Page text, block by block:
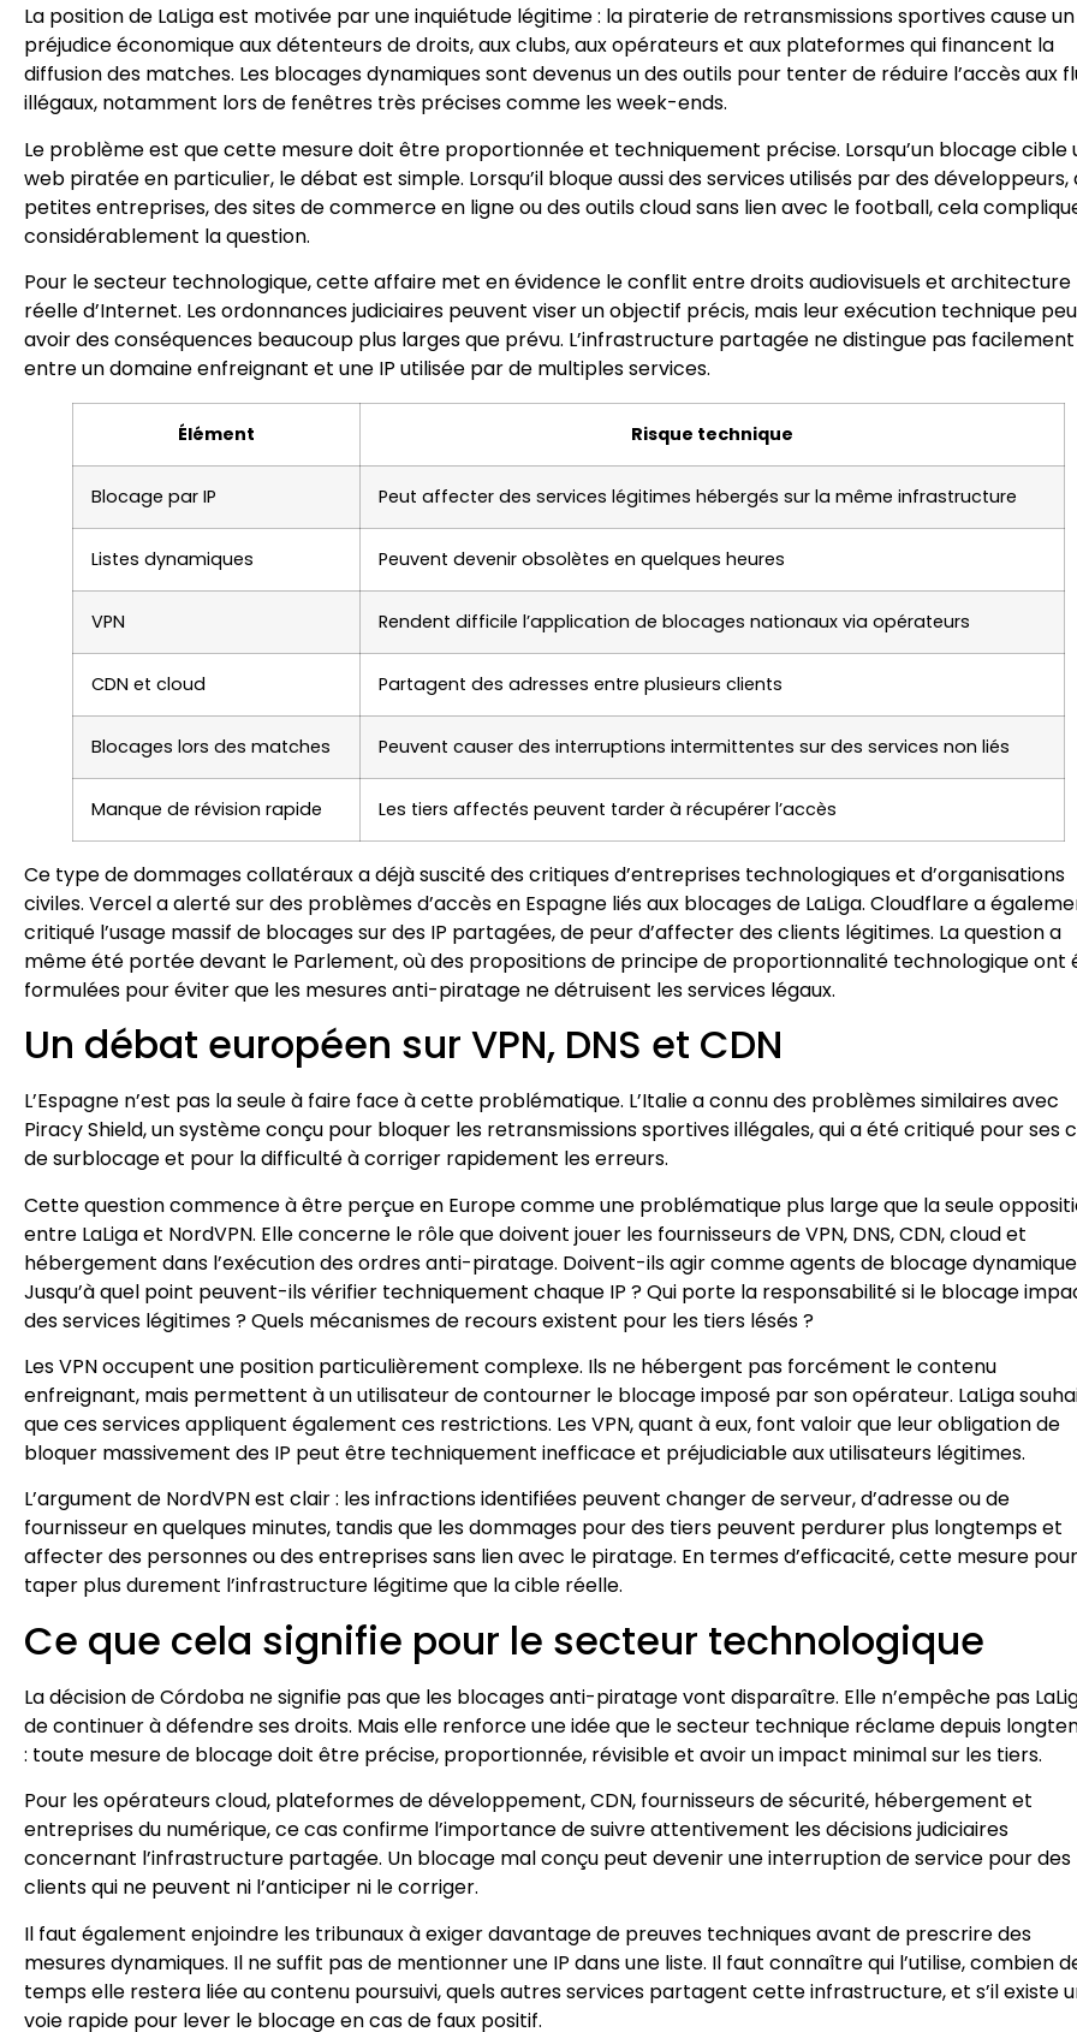
La position de LaLiga est motivée par une inquiétude légitime : la piraterie de retransmissions sportives cause un
préjudice économique aux détenteurs de droits, aux clubs, aux opérateurs et aux plateformes qui financent la
diffusion des matches. Les blocages dynamiques sont devenus un des outils pour tenter de réduire l’accès aux
illégaux, notamment lors de fenêtres très précises comme les week-ends.
Le problème est que cette mesure doit être proportionnée et techniquement précise. Lorsqu’un blocage cible
web piratée en particulier, le débat est simple. Lorsqu’il bloque aussi des services utilisés par des développeurs,
petites entreprises, des sites de commerce en ligne ou des outils cloud sans lien avec le football, cela
considérablement la question.
Pour le secteur technologique, cette affaire met en évidence le conflit entre droits audiovisuels et architecture
réelle d’Internet. Les ordonnances judiciaires peuvent viser un objectif précis, mais leur exécution technique
avoir des conséquences beaucoup plus larges que prévu. L’infrastructure partagée ne distingue pas facilement
entre un domaine enfreignant et une IP utilisée par de multiples services.
Élément Risque technique
Blocage par IP Peut affecter des services légitimes hébergés sur la même infrastructure
Listes dynamiques Peuvent devenir obsolètes en quelques heures
VPN Rendent difficile l’application de blocages nationaux via opérateurs
CDN et cloud Partagent des adresses entre plusieurs clients
Blocages lors des matches Peuvent causer des interruptions intermittentes sur des services non liés
Manque de révision rapide Les tiers affectés peuvent tarder à récupérer l’accès
Ce type de dommages collatéraux a déjà suscité des critiques d’entreprises technologiques et d’organisations
civiles. Vercel a alerté sur des problèmes d’accès en Espagne liés aux blocages de LaLiga. Cloudflare a
critiqué l’usage massif de blocages sur des IP partagées, de peur d’affecter des clients légitimes. La question a
même été portée devant le Parlement, où des propositions de principe de proportionnalité technologique ont
formulées pour éviter que les mesures anti-piratage ne détruisent les services légaux.
Un débat européen sur VPN, DNS et CDN
L’Espagne n’est pas la seule à faire face à cette problématique. L’Italie a connu des problèmes similaires avec
Piracy Shield, un système conçu pour bloquer les retransmissions sportives illégales, qui a été critiqué pour ses
de surblocage et pour la difficulté à corriger rapidement les erreurs.
Cette question commence à être perçue en Europe comme une problématique plus large que la seule
entre LaLiga et NordVPN. Elle concerne le rôle que doivent jouer les fournisseurs de VPN, DNS, CDN, cloud et
hébergement dans l’exécution des ordres anti-piratage. Doivent-ils agir comme agents de blocage
Jusqu’à quel point peuvent-ils vérifier techniquement chaque IP ? Qui porte la responsabilité si le blocage
des services légitimes ? Quels mécanismes de recours existent pour les tiers lésés ?
Les VPN occupent une position particulièrement complexe. Ils ne hébergent pas forcément le contenu
enfreignant, mais permettent à un utilisateur de contourner le blocage imposé par son opérateur. LaLiga
que ces services appliquent également ces restrictions. Les VPN, quant à eux, font valoir que leur obligation de
bloquer massivement des IP peut être techniquement inefficace et préjudiciable aux utilisateurs légitimes.
L’argument de NordVPN est clair : les infractions identifiées peuvent changer de serveur, d’adresse ou de
fournisseur en quelques minutes, tandis que les dommages pour des tiers peuvent perdurer plus longtemps et
affecter des personnes ou des entreprises sans lien avec le piratage. En termes d’efficacité, cette mesure
taper plus durement l’infrastructure légitime que la cible réelle.
Ce que cela signifie pour le secteur technologique
La décision de Córdoba ne signifie pas que les blocages anti-piratage vont disparaître. Elle n’empêche pas
de continuer à défendre ses droits. Mais elle renforce une idée que le secteur technique réclame depuis
: toute mesure de blocage doit être précise, proportionnée, révisible et avoir un impact minimal sur les tiers.
Pour les opérateurs cloud, plateformes de développement, CDN, fournisseurs de sécurité, hébergement et
entreprises du numérique, ce cas confirme l’importance de suivre attentivement les décisions judiciaires
concernant l’infrastructure partagée. Un blocage mal conçu peut devenir une interruption de service pour des
clients qui ne peuvent ni l’anticiper ni le corriger.
Il faut également enjoindre les tribunaux à exiger davantage de preuves techniques avant de prescrire des
mesures dynamiques. Il ne suffit pas de mentionner une IP dans une liste. Il faut connaître qui l’utilise, combien
temps elle restera liée au contenu poursuivi, quels autres services partagent cette infrastructure, et s’il existe
voie rapide pour lever le blocage en cas de faux positif.